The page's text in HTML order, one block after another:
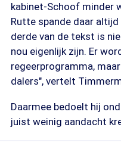
kabinet-Schoof minder
Rutte spande daar
derde van de tekst is
nou eigenlijk zijn. Er
regeerprogramma,
dalers", vertelt
Daarmee bedoelt hij
juist weinig aandacht